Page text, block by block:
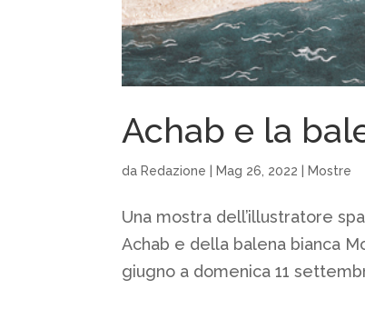
Achab e la
da Redazione Mag 26, 2022 Mostre
Una mostra dell’illustratore
Achab e della balena bianca
giugno a domenica 11